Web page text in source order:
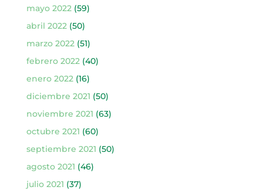
mayo 2022(59)
abril 2022(50)
marzo 2022(51)
febrero 2022(40)
enero 2022(16)
diciembre 2021 (50)
noviembre 2021 (63)
octubre 2021 (60)
septiembre 2021 (50)
agosto 2021 (46)
julio 2021 (37)